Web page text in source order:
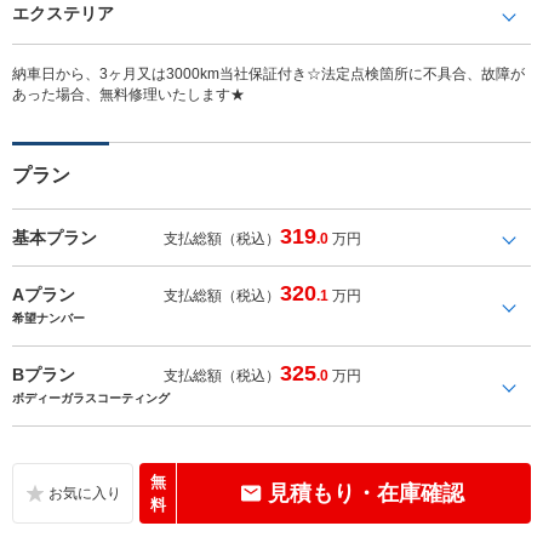
エクステリア
納車日から、3ヶ月又は3000km当社保証付き☆法定点検箇所に不具合、故障が
あった場合、無料修理いたします★
プラン
基本プラン 支払総額（税込）319.0 万円
Aプラン 支払総額（税込）320.1 万円
希望ナンバー
Bプラン 支払総額（税込）325.0 万円
ボディーガラスコーティング
無
料
見積もり・在庫確認